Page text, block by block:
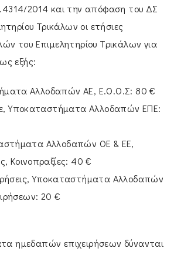
2014 και την απόφαση του ΔΣ
Τρικάλων οι ετήσιες
του Επιμελητηρίου Τρικάλων για
εξής:
Αλλοδαπών ΑΕ, Ε.Ο.Ο.Σ: 80 €
Υποκαταστήματα Αλλοδαπών ΕΠΕ:
Αλλοδαπών ΟΕ & ΕΕ,
Κοινοπραξίες: 40 €
Υποκαταστήματα Αλλοδαπών
20 €
ημεδαπών επιχειρήσεων δύνανται